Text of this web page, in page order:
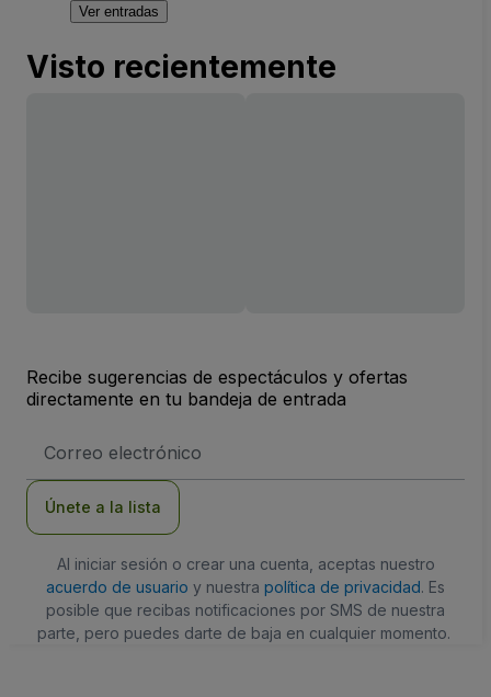
Ver entradas
Visto recientemente
Recibe sugerencias de espectáculos y ofertas
directamente en tu bandeja de entrada
de
Únete a la lista
Al iniciar sesión o crear una cuenta, aceptas nuestro
acuerdo de usuario y nuestra política de privacidad. Es
posible que recibas notificaciones por SMS de nuestra
parte, pero puedes darte de baja en cualquier momento.